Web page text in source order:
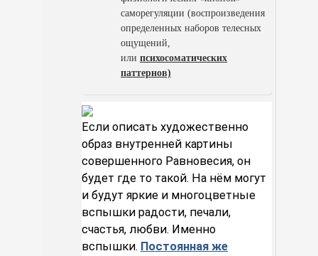
саморегуляции (воспроизведения
определенных наборов телесных
ощущений,
или психосоматических
паттернов)
Если описать художественно
образ внутренней картины
совершенного Равновесия, он
будет где то такой. На нём могут
и будут яркие и многоцветные
вспышки радости, печали,
счастья, любви. Именно
вспышки. Постоянная же